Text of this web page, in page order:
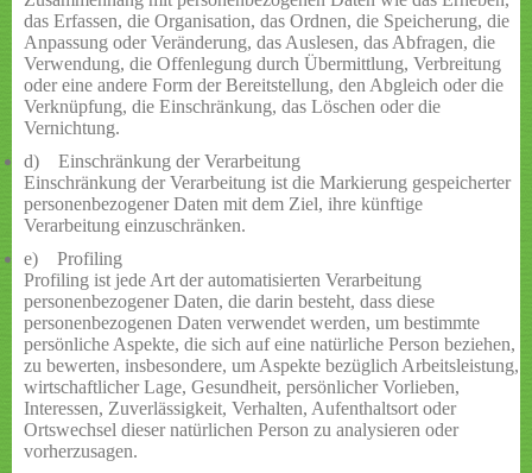
das Erfassen, die Organisation, das Ordnen, die Speicherung, die
Anpassung oder Veränderung, das Auslesen, das Abfragen, die
Verwendung, die Offenlegung durch Übermittlung, Verbreitung
oder eine andere Form der Bereitstellung, den Abgleich oder die
Verknüpfung, die Einschränkung, das Löschen oder die
Vernichtung.
d) Einschränkung der Verarbeitung
Einschränkung der Verarbeitung ist die Markierung gespeicherter
personenbezogener Daten mit dem Ziel, ihre künftige
Verarbeitung einzuschränken.
e) Profiling
Profiling ist jede Art der automatisierten Verarbeitung
personenbezogener Daten, die darin besteht, dass diese
personenbezogenen Daten verwendet werden, um bestimmte
persönliche Aspekte, die sich auf eine natürliche Person beziehen,
zu bewerten, insbesondere, um Aspekte bezüglich Arbeitsleistung,
wirtschaftlicher Lage, Gesundheit, persönlicher Vorlieben,
Interessen, Zuverlässigkeit, Verhalten, Aufenthaltsort oder
Ortswechsel dieser natürlichen Person zu analysieren oder
vorherzusagen.